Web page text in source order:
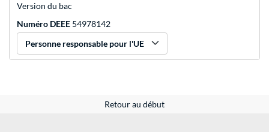
Version du bac
Numéro DEEE 54978142
Personne responsable pour l'UE
Retour au début